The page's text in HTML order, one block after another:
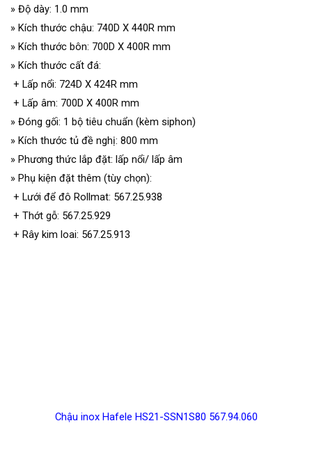
» Độ dày: 1.0 mm
» Kích thước chậu: 740D X 440R mm
» Kích thước bôn: 700D X 400R mm
» Kích thước cất đá:
+ Lấp nổi: 724D X 424R mm
+ Lấp âm: 700D X 400R mm
» Đóng gối: 1 bộ tiêu chuẩn (kèm siphon)
» Kích thước tủ đề nghị: 800 mm
» Phương thức lắp đặt: lấp nổi/ lấp âm
» Phụ kiện đặt thêm (tùy chọn):
+ Lưới để đô Rollmat: 567.25.938
+ Thớt gỗ: 567.25.929
+ Rây kim loai: 567.25.913
Chậu inox Hafele HS21-SSN1S80 567.94.060